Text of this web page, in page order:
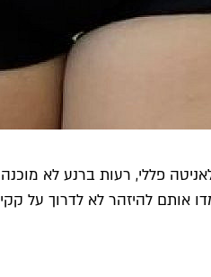
פללי, רעות ברנע לא
אותם להיזהר לא לדרוך על קקי